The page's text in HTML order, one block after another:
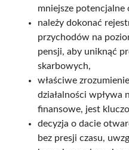
mniejsze potencjalne
należy dokonać
przychodów na
pensji, aby uniknąć
skarbowych,
właściwe
działalności wpływa
finansowe, jest
decyzja o dacie
bez presji czasu,